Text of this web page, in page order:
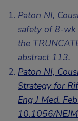
Paton NI,
safety of 8-wk
the
abstract 113.
Paton NI,
Strategy for
Eng J Med.
10.1056/